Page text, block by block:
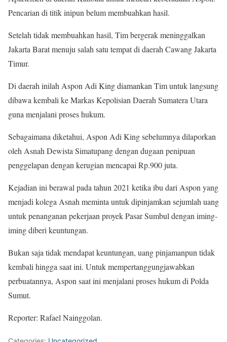
Pencarian di titik inipun belum membuahkan hasil.
Setelah tidak membuahkan hasil, Tim bergerak meninggalkan
Jakarta Barat menuju salah satu tempat di daerah Cawang Jakarta
Timur.
Di daerah inilah Aspon Adi King diamankan Tim untuk langsung
dibawa kembali ke Markas Kepolisian Daerah Sumatera Utara
guna menjalani proses hukum.
Sebagaimana diketahui, Aspon Adi King sebelumnya dilaporkan
oleh Asnah Dewista Simatupang dengan dugaan penipuan
penggelapan dengan kerugian mencapai Rp.900 juta.
Kejadian ini berawal pada tahun 2021 ketika ibu dari Aspon yang
menjadi kolega Asnah meminta untuk dipinjamkan sejumlah uang
untuk penanganan pekerjaan proyek Pasar Sumbul dengan iming-
iming diberi keuntungan.
Bukan saja tidak mendapat keuntungan, uang pinjamanpun tidak
kembali hingga saat ini. Untuk mempertanggungjawabkan
perbuatannya, Aspon saat ini menjalani proses hukum di Polda
Sumut.
Reporter: Rafael Nainggolan.